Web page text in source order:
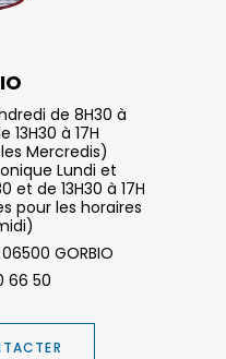
de 8H30 à
13H30 à 17H
Mercredis)
Lundi et
et de 13H30 à 17H
pour les horaires
GORBIO
66 50